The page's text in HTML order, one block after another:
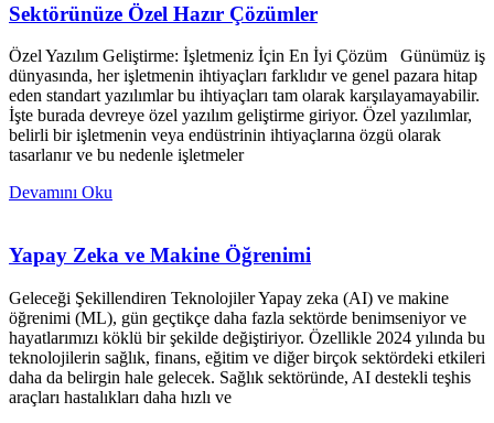
Sektörünüze Özel Hazır Çözümler
Özel Yazılım Geliştirme: İşletmeniz İçin En İyi Çözüm Günümüz iş
dünyasında, her işletmenin ihtiyaçları farklıdır ve genel pazara hitap
eden standart yazılımlar bu ihtiyaçları tam olarak karşılayamayabilir.
İşte burada devreye özel yazılım geliştirme giriyor. Özel yazılımlar,
belirli bir işletmenin veya endüstrinin ihtiyaçlarına özgü olarak
tasarlanır ve bu nedenle işletmeler
Devamını Oku
Yapay Zeka ve Makine Öğrenimi
Geleceği Şekillendiren Teknolojiler Yapay zeka (AI) ve makine
öğrenimi (ML), gün geçtikçe daha fazla sektörde benimseniyor ve
hayatlarımızı köklü bir şekilde değiştiriyor. Özellikle 2024 yılında bu
teknolojilerin sağlık, finans, eğitim ve diğer birçok sektördeki etkileri
daha da belirgin hale gelecek. Sağlık sektöründe, AI destekli teşhis
araçları hastalıkları daha hızlı ve